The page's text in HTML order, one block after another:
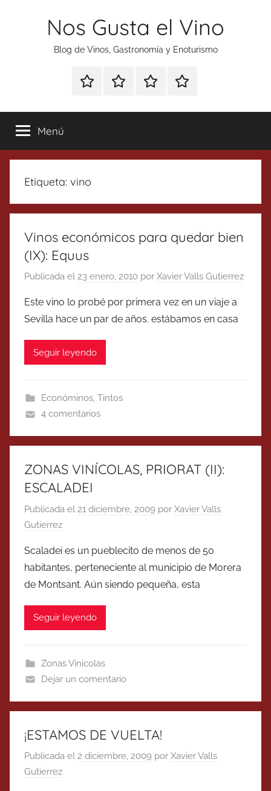
Nos Gusta el Vino
Blog de Vinos, Gastronomía y Enoturismo
Especial
Tonics
Enoturismo
Gastronomía
RankingContacto
Menú
Etiqueta: vino
Vinos económicos para quedar bien
(IX): Equus
Publicada el 23 enero, 2010 por Xavier Valls Gutierrez
Este vino lo probé por primera vez en un viaje a
Sevilla hace un par de años. estábamos en casa
Seguir leyendo
Económinos, Tintos
4 comentarios
ZONAS VINÍCOLAS, PRIORAT (II):
ESCALADEI
Publicada el 21 diciembre, 2009 por Xavier Valls
Gutierrez
Scaladei es un pueblecito de menos de 50
habitantes, perteneciente al municipio de Morera
de Montsant. Aún siendo pequeña, esta
Seguir leyendo
Zonas Vinicolas
Dejar un comentario
¡ESTAMOS DE VUELTA!
Publicada el 2 diciembre, 2009 por Xavier Valls
Gutierrez